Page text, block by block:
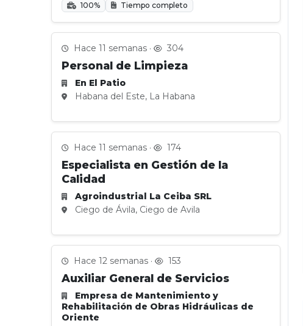
100% Tiempo completo
Hace 11 semanas · 304
Personal de Limpieza
En El Patio
Habana del Este, La Habana
Hace 11 semanas · 174
Especialista en Gestión de la
Calidad
Agroindustrial La Ceiba SRL
Ciego de Ávila, Ciego de Avila
Hace 12 semanas · 153
Auxiliar General de Servicios
Empresa de Mantenimiento y
Rehabilitación de Obras Hidráulicas de
Oriente